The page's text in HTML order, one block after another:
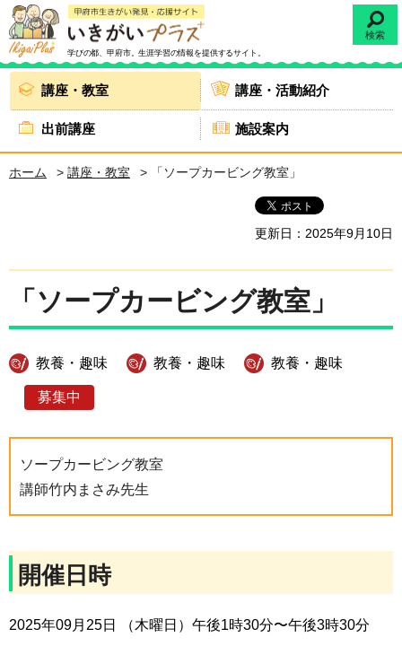
学びの都、甲府市。生涯学習の情報を提供するサイト。
検索
講座・教室 講座・活動紹介
出前講座 施設案内
ホーム > 講座・教室 > 「ソープカービング教室」
更新日：2025年9月10日
「ソープカービング教室」
教養・趣味 教養・趣味 教養・趣味
募集中
ソープカービング教室
講師竹内まさみ先生
開催日時
2025年09月25日 （木曜日）午後1時30分〜午後3時30分